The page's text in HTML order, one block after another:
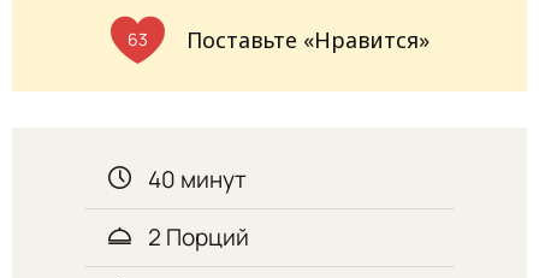
63 Поставьте «Нравится»
40 минут
2 Порций